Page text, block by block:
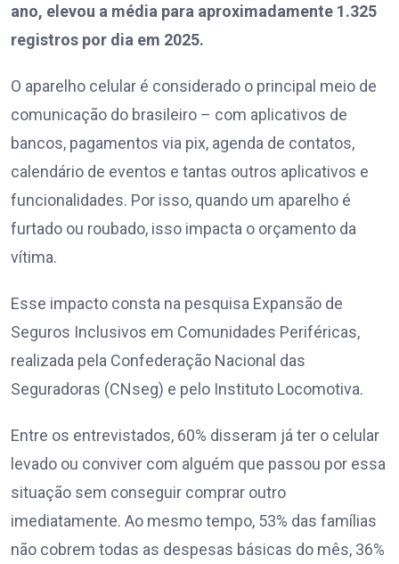
ano, elevou a média para aproximadamente 1.325
registros por dia em 2025.
O aparelho celular é considerado o principal meio de
comunicação do brasileiro – com aplicativos de
bancos, pagamentos via pix, agenda de contatos,
calendário de eventos e tantas outros aplicativos e
funcionalidades. Por isso, quando um aparelho é
furtado ou roubado, isso impacta o orçamento da
vítima.
Esse impacto consta na pesquisa Expansão de
Seguros Inclusivos em Comunidades Periféricas,
realizada pela Confederação Nacional das
Seguradoras (CNseg) e pelo Instituto Locomotiva.
Entre os entrevistados, 60% disseram já ter o celular
levado ou conviver com alguém que passou por essa
situação sem conseguir comprar outro
imediatamente. Ao mesmo tempo, 53% das famílias
não cobrem todas as despesas básicas do mês, 36%